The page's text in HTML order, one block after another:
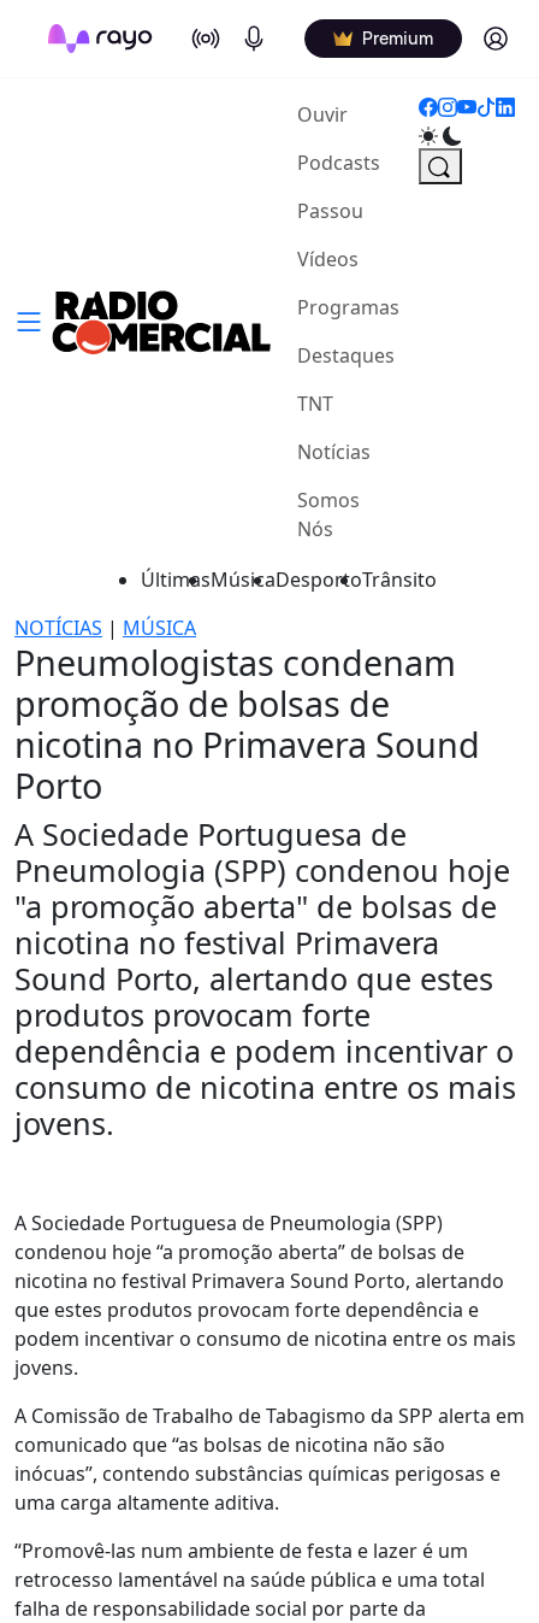
On Air Podcasts Premium Log in
Ouvir(current)
Podcasts
Passou
Vídeos
Programas
Destaques
TNT
Notícias
Somos
Nós
ÚltimasMúsicaDesportoTrânsito
NOTÍCIAS | MÚSICA
Pneumologistas condenam
promoção de bolsas de
nicotina no Primavera Sound
Porto
A Sociedade Portuguesa de
Pneumologia (SPP) condenou hoje
"a promoção aberta" de bolsas de
nicotina no festival Primavera
Sound Porto, alertando que estes
produtos provocam forte
dependência e podem incentivar o
consumo de nicotina entre os mais
jovens.
A Sociedade Portuguesa de Pneumologia (SPP)
condenou hoje “a promoção aberta” de bolsas de
nicotina no festival Primavera Sound Porto, alertando
que estes produtos provocam forte dependência e
podem incentivar o consumo de nicotina entre os mais
jovens.
A Comissão de Trabalho de Tabagismo da SPP alerta em
comunicado que “as bolsas de nicotina não são
inócuas”, contendo substâncias químicas perigosas e
uma carga altamente aditiva.
“Promovê-las num ambiente de festa e lazer é um
retrocesso lamentável na saúde pública e uma total
falha de responsabilidade social por parte da